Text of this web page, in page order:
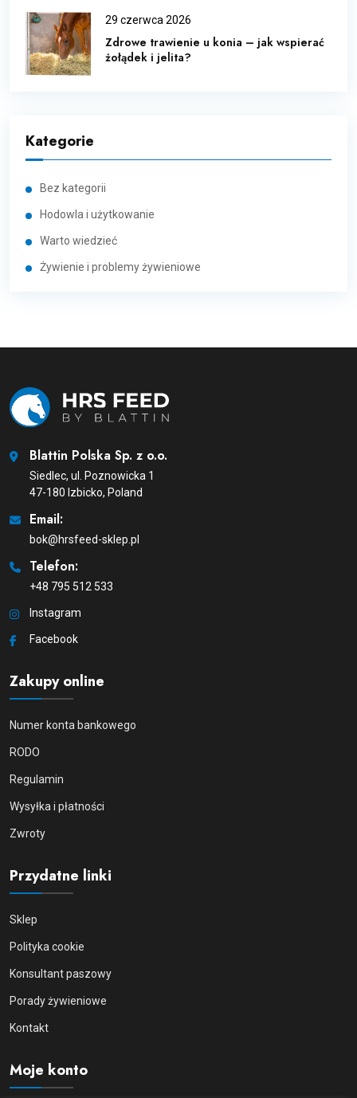
29 czerwca 2026
Zdrowe trawienie u konia – jak wspierać
żołądek i jelita?
Kategorie
Bez kategorii
Hodowla i użytkowanie
Warto wiedzieć
Żywienie i problemy żywieniowe
Blattin Polska Sp. z o.o.
Siedlec, ul. Poznowicka 1
47-180 Izbicko, Poland
Email:
bok@hrsfeed-sklep.pl
Telefon:
+48 795 512 533
Instagram
Facebook
Zakupy online
Numer konta bankowego
RODO
Regulamin
Wysyłka i płatności
Zwroty
Przydatne linki
Sklep
Polityka cookie
Konsultant paszowy
Porady żywieniowe
Kontakt
Moje konto